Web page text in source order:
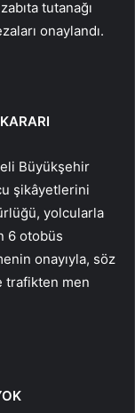
tutanağı
onaylandı.
Büyükşehir
şikâyetlerini
yolcularla
6 otobüs
onayıyla, söz
trafikten men